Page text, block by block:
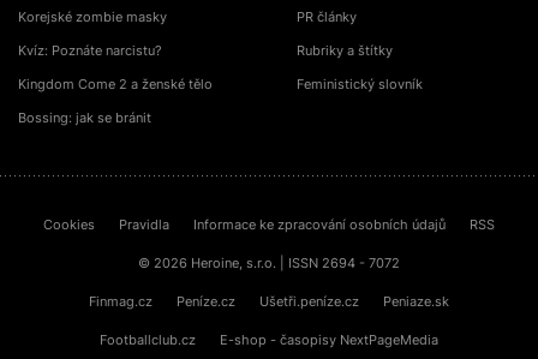
Korejské zombie masky
Kvíz: Poznáte narcistu?
Kingdom Come 2 a ženské tělo
Bossing: jak se bránit
PR články
Rubriky a štítky
Feministický slovník
Cookies Pravidla Informace ke zpracování osobních údajů RSS
© 2026 Heroine, s.r.o. | ISSN 2694 - 7072
Finmag.cz Peníze.cz Ušetři.peníze.cz Peniaze.sk
Footballclub.cz E-shop - časopisy NextPageMedia